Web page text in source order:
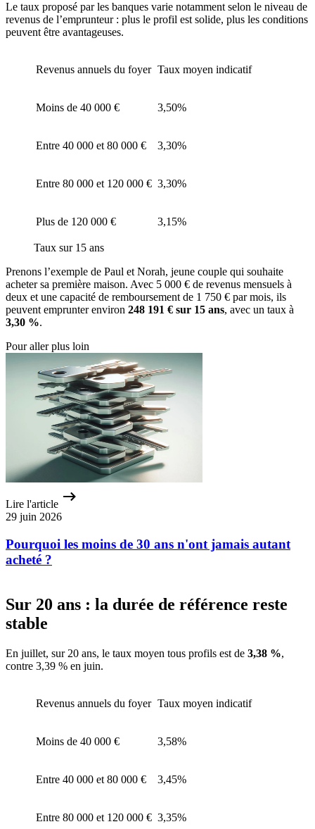
Le taux proposé par les banques varie notamment selon le niveau de
revenus de l’emprunteur : plus le profil est solide, plus les conditions
peuvent être avantageuses.
Revenus annuels du foyer Taux moyen indicatif
Moins de 40 000 € 3,50%
Entre 40 000 et 80 000 € 3,30%
Entre 80 000 et 120 000 € 3,30%
Plus de 120 000 € 3,15%
Taux sur 15 ans
Prenons l’exemple de Paul et Norah, jeune couple qui souhaite
acheter sa première maison. Avec 5 000 € de revenus mensuels à
deux et une capacité de remboursement de 1 750 € par mois, ils
peuvent emprunter environ 248 191 € sur 15 ans, avec un taux à
3,30 %.
Pour aller plus loin
Lire l'article
29 juin 2026
Pourquoi les moins de 30 ans n'ont jamais autant
acheté ?
Sur 20 ans : la durée de référence reste
stable
En juillet, sur 20 ans, le taux moyen tous profils est de 3,38 %,
contre 3,39 % en juin.
Revenus annuels du foyer Taux moyen indicatif
Moins de 40 000 € 3,58%
Entre 40 000 et 80 000 € 3,45%
Entre 80 000 et 120 000 € 3,35%